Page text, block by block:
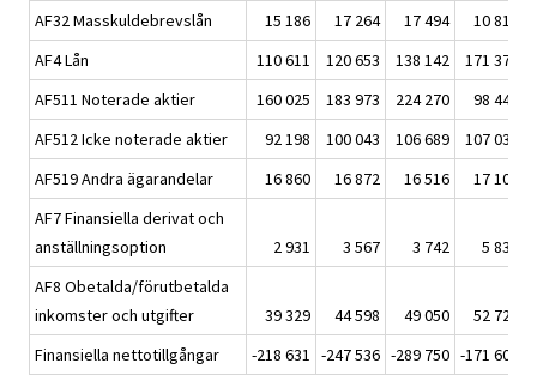
AF32 Masskuldebrevslån
15 186 17 264 17 494
10 810
AF4 Lån
110 611 120 653 138 142 171 373
AF511 Noterade aktier
160 025 183 973 224 270 98 442
AF512 Icke noterade aktier
92 198 100 043 106 689 107 037
AF519 Andra ägarandelar
16 860 16 872 16 516
17 109
AF7 Finansiella derivat och
anställningsoption
2 931 3 567 3 742
5 837
AF8 Obetalda/förutbetalda
inkomster och utgifter
39 329 44 598 49 050
52 725
Finansiella nettotillgångar
-218 631 -247 536 -289 750 -171 609